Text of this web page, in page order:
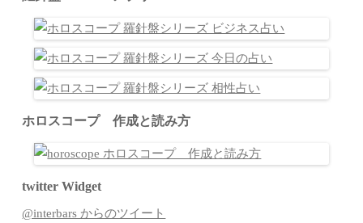
ホロスコープ 作成と読み方
twitter Widget
@interbars からのツイート